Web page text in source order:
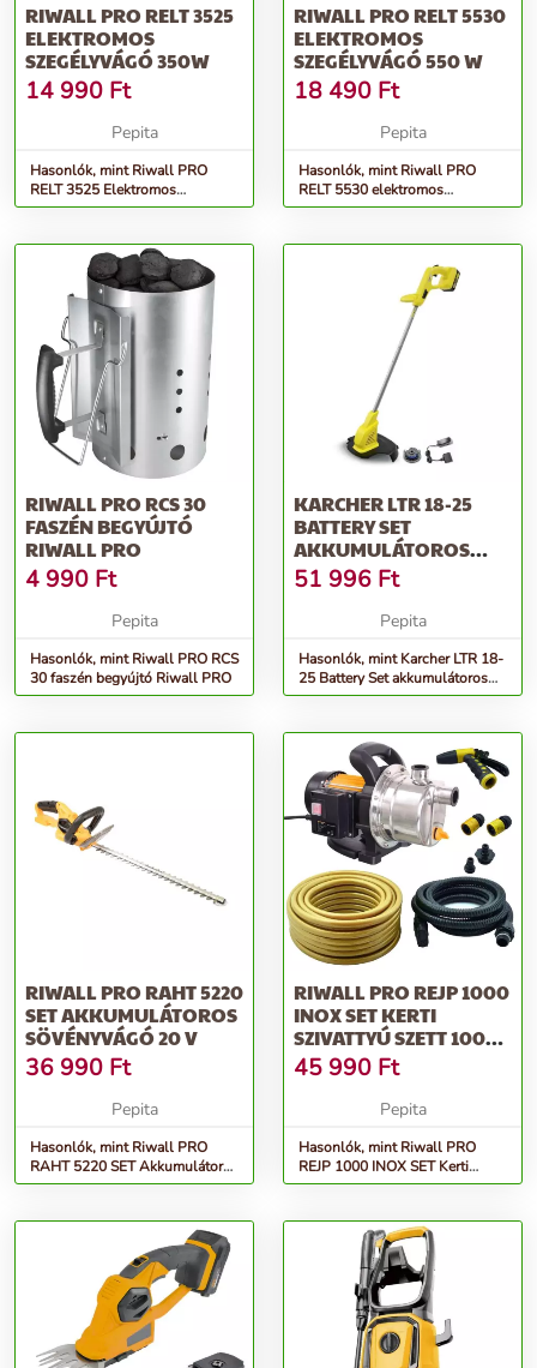
RIWALL PRO RELT 3525
ELEKTROMOS
SZEGÉLYVÁGÓ 350W
14 990 Ft
Pepita
Hasonlók, mint Riwall PRO
RELT 3525 Elektromos
szegélyvágó 350W
RIWALL PRO RELT 5530
ELEKTROMOS
SZEGÉLYVÁGÓ 550 W
18 490 Ft
Pepita
Hasonlók, mint Riwall PRO
RELT 5530 elektromos
szegélyvágó 550 W
RIWALL PRO RCS 30
FASZÉN BEGYÚJTÓ
RIWALL PRO
4 990 Ft
Pepita
Hasonlók, mint Riwall PRO RCS
30 faszén begyújtó Riwall PRO
KARCHER LTR 18-25
BATTERY SET
AKKUMULÁTOROS
SZEGÉLYVÁGÓ
51 996 Ft
Pepita
Hasonlók, mint Karcher LTR 18-
25 Battery Set akkumulátoros
szegélyvágó
RIWALL PRO RAHT 5220
SET AKKUMULÁTOROS
SÖVÉNYVÁGÓ 20 V
36 990 Ft
Pepita
Hasonlók, mint Riwall PRO
RAHT 5220 SET Akkumulátoros
sövényvágó 20 V
RIWALL PRO REJP 1000
INOX SET KERTI
SZIVATTYÚ SZETT 1000
W
45 990 Ft
Pepita
Hasonlók, mint Riwall PRO
REJP 1000 INOX SET Kerti
szivattyú szett 1000 W